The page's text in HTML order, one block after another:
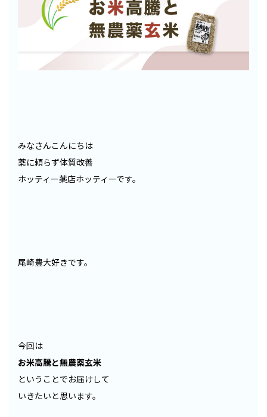
みなさんこんにちは
薬に頼らず体質改善
ホッティー薬店ホッティーです。
尾崎豊大好きです。
今回は
お米高騰と無農薬玄米
ということでお届けして
いきたいと思います。